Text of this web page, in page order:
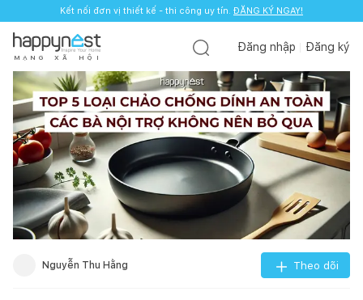
Kết nối đơn vị thiết kế - thi công uy tín. ĐĂNG KÝ NGAY!
M Ạ N G X Ã H Ộ I
Đăng nhập Đăng ký
Nguyễn Thu Hằng Theo dõi